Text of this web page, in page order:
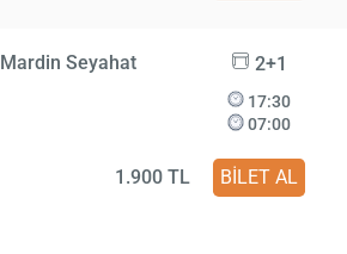
Mardin Seyahat 2+1
17:30
07:00
1.900 TL BİLET AL